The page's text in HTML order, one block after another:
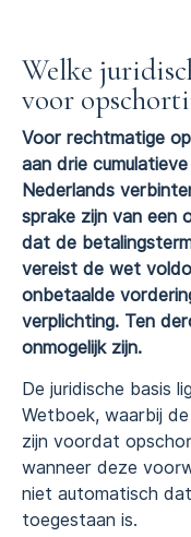
Welke
voor
Voor rechtmatige
aan drie
Nederlands
sprake zijn van een
dat de
vereist de wet
onbetaalde
verplichting. Ten
onmogelijk zijn.
De juridische basis
Wetboek, waarbij
zijn voordat
wanneer deze
niet automatisch
toegestaan is.